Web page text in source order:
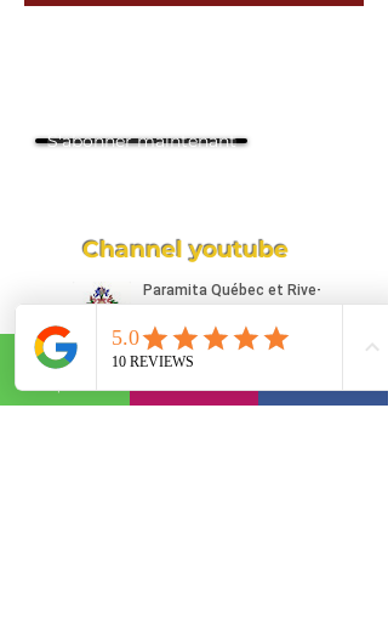
S'abonner maintenant
Channel youtube